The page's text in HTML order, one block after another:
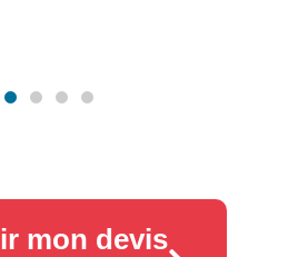
mon devis